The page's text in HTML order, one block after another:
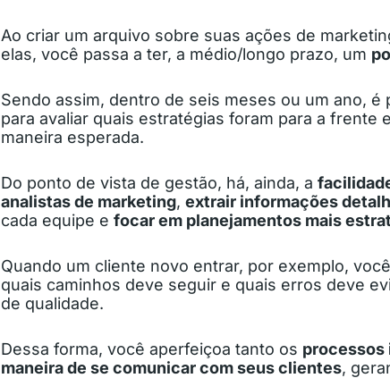
Ao criar um arquivo sobre suas ações de
elas, você passa a ter, a médio/longo prazo, um
Sendo assim, dentro de seis meses ou um ano,
para avaliar quais estratégias foram para a frente
maneira esperada.
Do ponto de vista de gestão, há, ainda, a
analistas de marketing, extrair informações
cada equipe e focar em planejamentos mais
Quando um cliente novo entrar, por exemplo,
quais caminhos deve seguir e quais erros deve
de qualidade.
Dessa forma, você aperfeiçoa tanto os processos
maneira de se comunicar com seus clientes,